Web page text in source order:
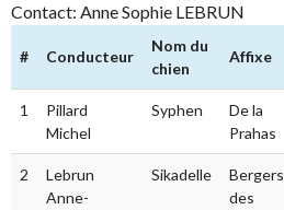
Contact: Anne Sophie LEBRUN
# Conducteur
Nom du
chien
Affixe
1
Pillard
Michel
Syphen
De la
Prahas
2
Lebrun
Anne-
Sikadelle
Bergers
des